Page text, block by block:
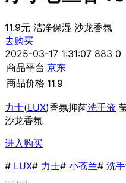
11.9元 洁净保湿 沙龙香氛
去购买
2025-03-17 1:31:07 883 0
商品平台 京东
商品价格 11.9
力士(LUX)香氛抑菌洗手液
沙龙香氛
进入购买
# LUX# 力士# 小苍兰# 洗